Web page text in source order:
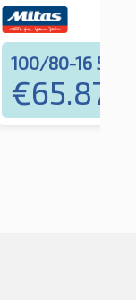
100/80-16 50P
€65.87